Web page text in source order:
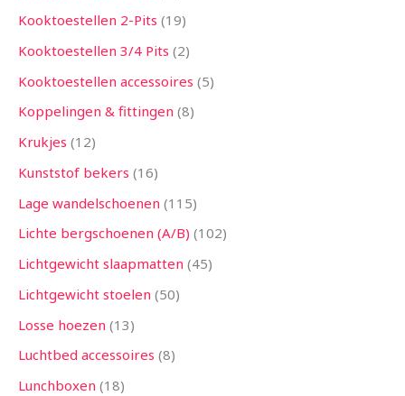
Kooktoestellen 2-Pits 19
Kooktoestellen 3/4 Pits 2
Kooktoestellen accessoires 5
Koppelingen & fittingen 8
Krukjes 12
Kunststof bekers 16
Lage wandelschoenen 115
Lichte bergschoenen (A/B) 102
Lichtgewicht slaapmatten 45
Lichtgewicht stoelen 50
Losse hoezen 13
Luchtbed accessoires 8
Lunchboxen 18